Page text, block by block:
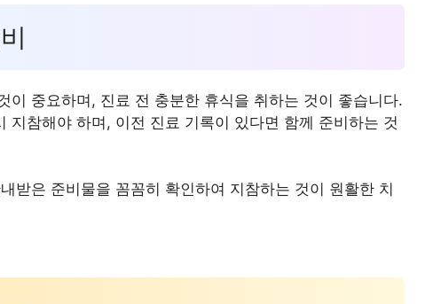
이 중요하며, 진료 전 충분한 휴식을 취하는 것이 좋습니다.
지참해야 하며, 이전 진료 기록이 있다면 함께 준비하는 것
받은 준비물을 꼼꼼히 확인하여 지참하는 것이 원활한 치